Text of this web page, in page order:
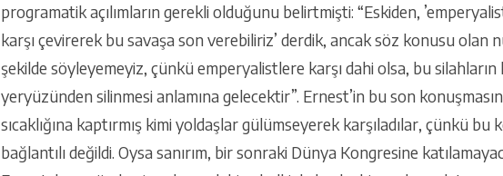
programatik açılımların gerekli olduğunu belirtmişti: “Eskiden,
karşı çevirerek bu savaşa son verebiliriz’ derdik, ancak söz konusu
şekilde söyleyemeyiz, çünkü emperyalistlere karşı dahi olsa, bu silahların
yeryüzünden silinmesi anlamına gelecektir”. Ernest’in bu son
sıcaklığına kaptırmış kimi yoldaşlar gülümseyerek karşıladılar, çünkü
bağlantılı değildi. Oysa sanırım, bir sonraki Dünya Kongresine